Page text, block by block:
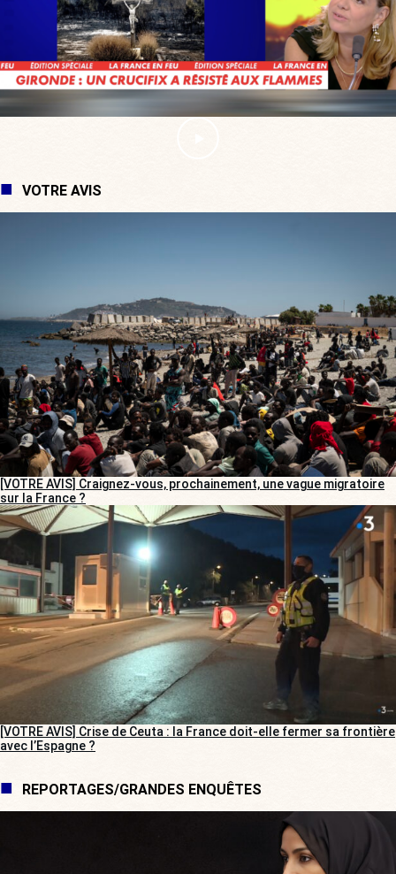
VOTRE AVIS
[VOTRE AVIS] Craignez-vous, prochainement, une vague migratoire
sur la France ?
[VOTRE AVIS] Crise de Ceuta : la France doit-elle fermer sa frontière
avec l’Espagne ?
REPORTAGES/GRANDES ENQUÊTES